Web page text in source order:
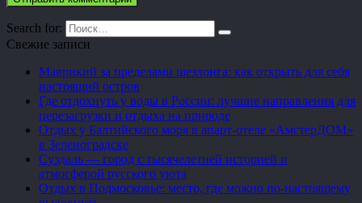
Search for:
Свежие записи
Маврикий за пределами шезлонга: как открыть для себя
настоящий остров
Где отдохнуть у воды в России: лучшие направления для
перезагрузки и отдыха на природе
Отдых у Балтийского моря в апарт-отеле «АмстерДОМ»
в Зеленоградске
Суздаль — город с тысячелетней историей и
атмосферой русского уюта
Отдых в Подмосковье: место, где можно по-настоящему